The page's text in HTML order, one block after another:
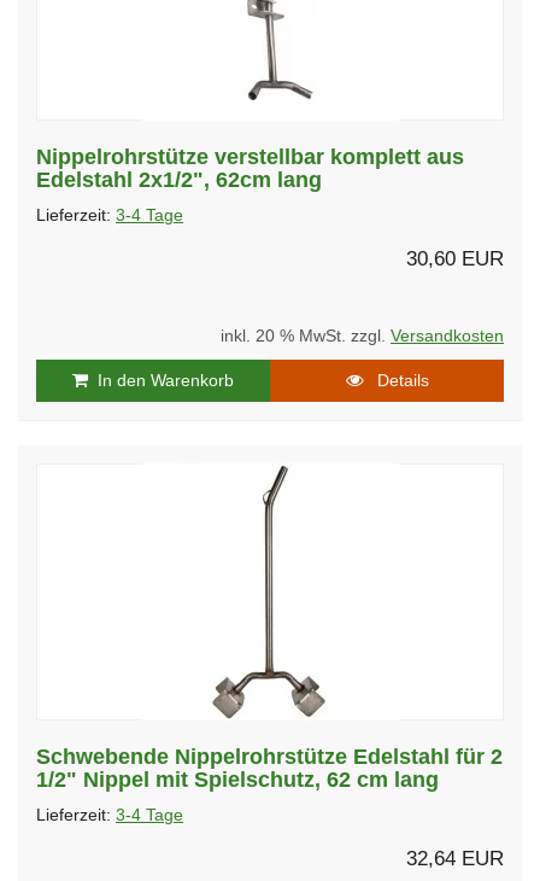
Nippelrohrstütze verstellbar komplett aus
Edelstahl 2x1/2", 62cm lang
Lieferzeit: 3-4 Tage
30,60 EUR
inkl. 20 % MwSt. zzgl. Versandkosten
In den Warenkorb Details
Schwebende Nippelrohrstütze Edelstahl für 2
1/2" Nippel mit Spielschutz, 62 cm lang
Lieferzeit: 3-4 Tage
32,64 EUR